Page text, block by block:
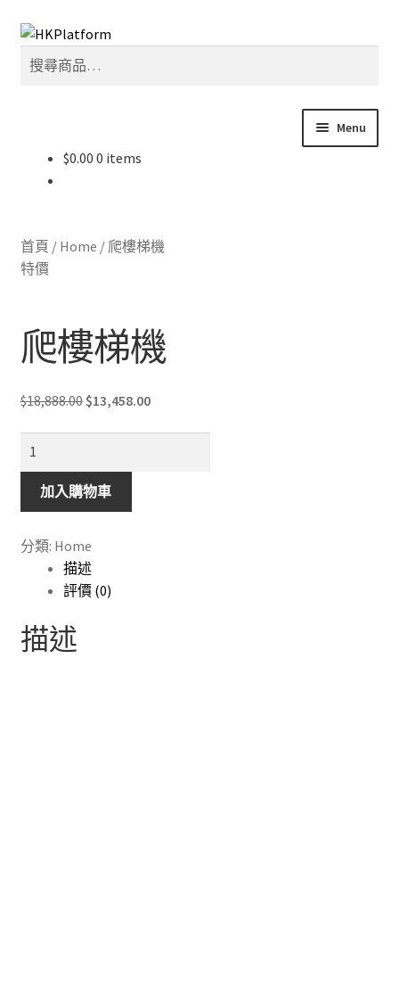
Skip
to
navigation
Skip
to
content
搜
尋
搜
尋
Menu
我的帳戶
結帳
$0.00 0 items
首頁 / Home / 爬樓梯機
特價
爬樓梯機
$18,888.00 Original
$13,458.00Current
機
量
加入購物車
分類: Home
描述
評價 (0)
描述